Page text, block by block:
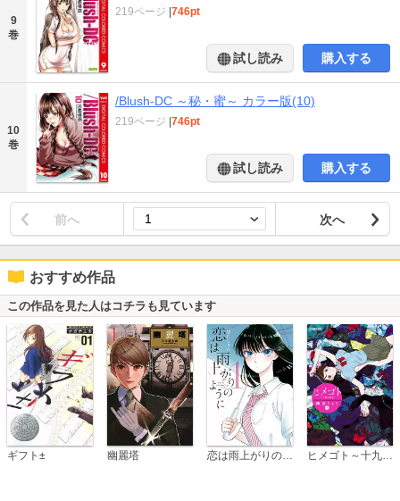
9
巻
219ページ 746pt
試し読み 購入する
10
巻
/Blush-DC ～秘・蜜～ カラー版(10)
219ページ 746pt
試し読み 購入する
前へ 次へ
おすすめ作品
この作品を見た人はコチラも見ています
ギフト± 幽麗塔 恋は雨上がりのように ヒメゴト～十九歳の制服～